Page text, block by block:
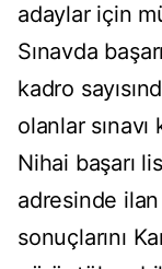
adaylar için
Sınavda
kadro
olanlar
Nihai başarı
adresinde
sonuçlarını